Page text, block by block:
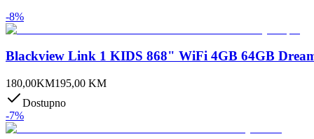
-8%
Blackview Link 1 KIDS 868" WiFi 4GB 64GB
180,00KM195,00 KM
Dostupno
-7%